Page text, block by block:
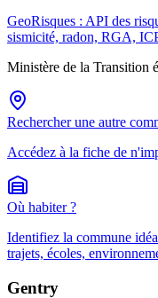
GeoRisques : API des
sismicité, radon, RGA,
Ministère de la Transition
Rechercher une autre
Accédez à la fiche de
Où habiter ?
Identifiez la commune
trajets, écoles,
Gentry